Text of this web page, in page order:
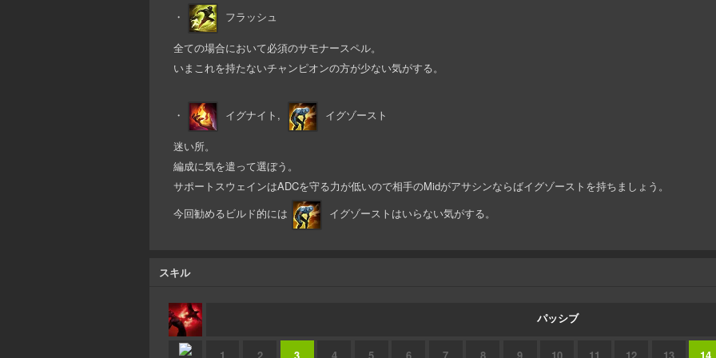
・ フラッシュ
全ての場合において必須のサモナースペル。
いまこれを持たないチャンピオンの方が少ない気がする。
・ イグナイト, イグゾースト
迷い所。
編成に気を遣って選ぼう。
サポートスウェインはADCを守る力が低いので相手のMidがアサシンならばイグゾーストを持ちましょう。
今回勧めるビルド的には
イグゾーストはいらない気がする。
スキル
パッシブ